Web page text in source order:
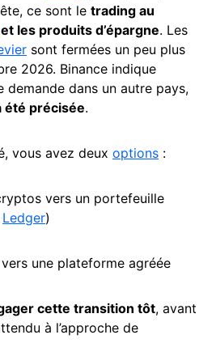
ce sont le trading au
et les produits d’épargne. Les
sont fermées un peu plus
2026. Binance indique
demande dans un autre pays,
été précisée.
vous avez deux options :
vers un portefeuille
Ledger)
une plateforme agréée
cette transition tôt, avant
à l’approche de